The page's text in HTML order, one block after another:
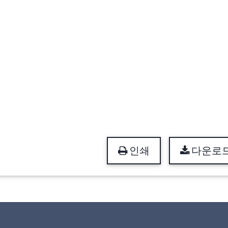
인쇄 다운로